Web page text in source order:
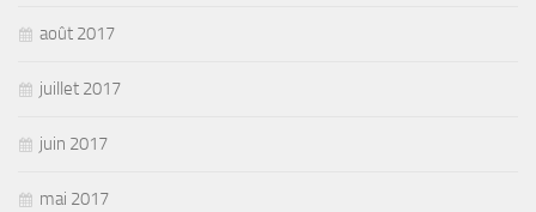
août 2017
juillet 2017
juin 2017
mai 2017